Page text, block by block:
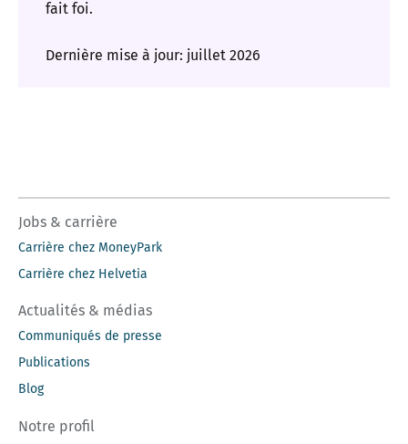
fait foi.
Dernière mise à jour: juillet 2026
Jobs & carrière
Carrière chez MoneyPark
Carrière chez Helvetia
Actualités & médias
Communiqués de presse
Publications
Blog
Notre profil